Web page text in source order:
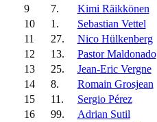
9
7. Kimi Räikkönen
10
1. Sebastian Vettel
11
27. Nico Hülkenberg
12
13. Pastor Maldonado
13
25. Jean-Eric Vergne
14
8. Romain Grosjean
15
11. Sergio Pérez
16
99. Adrian Sutil